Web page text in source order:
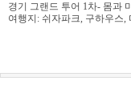
경기 그랜드 투어 1차- 몸과
여행지: 쉬자파크, 구하우스